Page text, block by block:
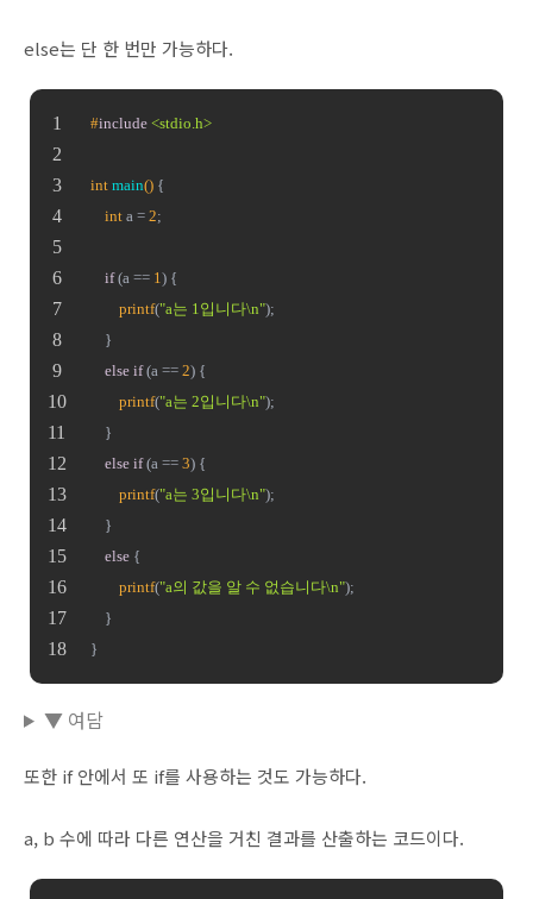
else는 단 한 번만 가능하다.
#include <stdio.h>
int main() {
int a = 2;
if (a == 1 ) {
printf("a는 1입니다\n");
	}
else if (a == 2) {
printf("a는 2입니다\n");
	}
else if (a == 3) {
printf("a는 3입니다\n");
	}
else {
printf("a의 값을 알 수 없습니다\n");
	}
}
▼ 여담
또한 if 안에서 또 if를 사용하는 것도 가능하다.
a, b 수에 따라 다른 연산을 거친 결과를 산출하는 코드이다.